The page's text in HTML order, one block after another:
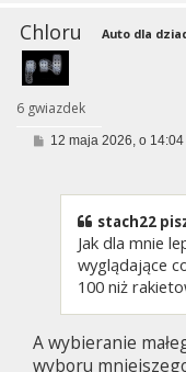
Chloru
6 gwiazdek
Auto dla
P12 maja 2026, o 14:04
stach22
Jak dla mnie
wyglądające
100 niż
A wybieranie
wyboru